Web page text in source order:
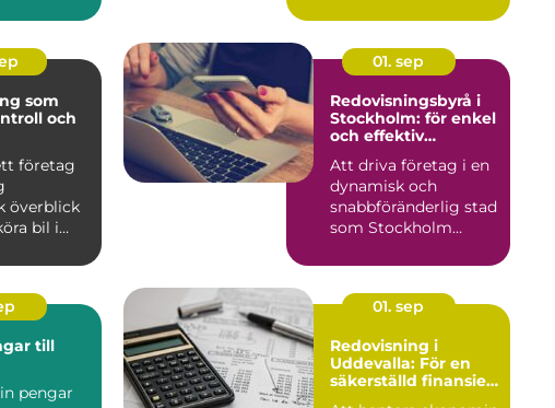
som
och
företag
överblick
bil i
01. sep
Redovisningsbyrå i
Stockholm: för enkel
och effektiv
Att driva företag i en
dynamisk och
snabbföränderlig stad
som Stockholm
till
pengar
01. sep
Redovisning i
Uddevalla: För en
säkerställd finansiell